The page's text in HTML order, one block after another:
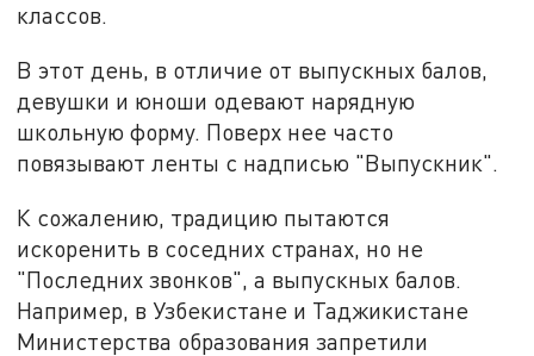
классов.
В этот день, в отличие от выпускных балов,
девушки и юноши одевают нарядную
школьную форму. Поверх нее часто
повязывают ленты с надписью "Выпускник".
К сожалению, традицию пытаются
искоренить в соседних странах, но не
"Последних звонков", а выпускных балов.
Например, в Узбекистане и Таджикистане
Министерства образования запретили